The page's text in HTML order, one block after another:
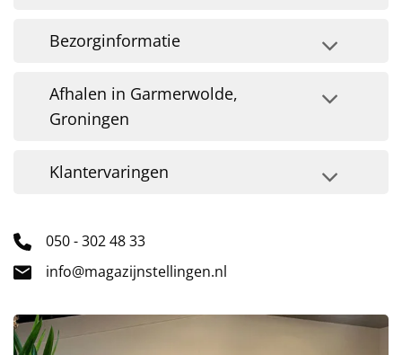
Bezorginformatie
Afhalen in Garmerwolde,
Groningen
Klantervaringen
050 - 302 48 33
info@magazijnstellingen.nl